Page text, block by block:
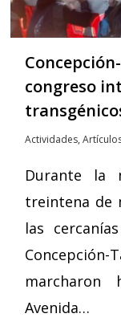
congreso
Actividades,
Durante la
treintena de
las
marcharon
Avenida…